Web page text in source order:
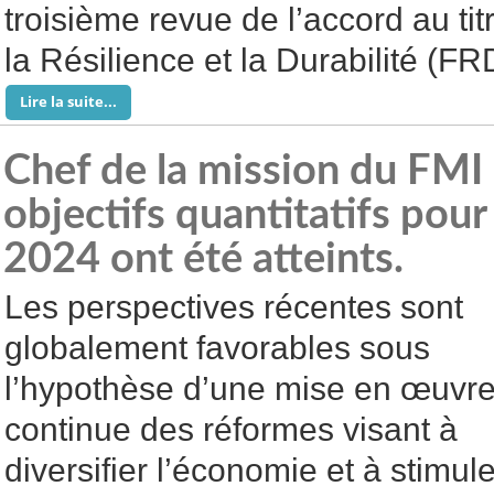
troisième revue de l’accord au
la Résilience et la Durabilité
Lire la suite...
Chef de la mission du FMI
objectifs quantitatifs pour
2024 ont été atteints.
Les perspectives récentes sont
globalement favorables sous
l’hypothèse d’une mise en
continue des réformes visant à
diversifier l’économie et à